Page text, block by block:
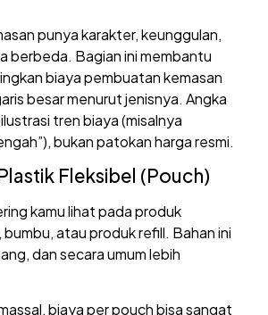
punya karakter, keunggulan,
berbeda. Bagian ini membantu
biaya pembuatan kemasan
besar menurut jenisnya. Angka
tren biaya (misalnya
bukan patokan harga resmi.
Fleksibel (Pouch)
kamu lihat pada produk
bumbu, atau produk refill. Bahan ini
dan secara umum lebih
biaya per pouch bisa sangat